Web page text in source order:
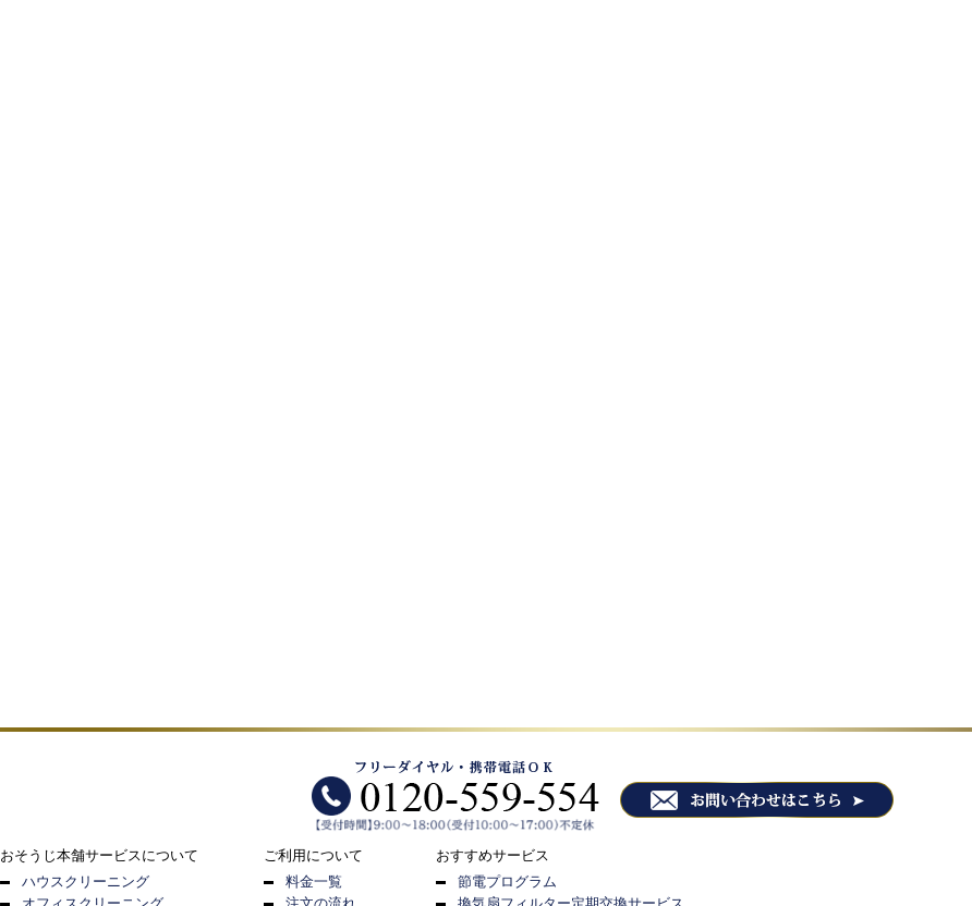
おそうじ本舗サービスについて
ハウスクリーニング
ご利用について
料金一覧
おすすめサービス
節電プログラム